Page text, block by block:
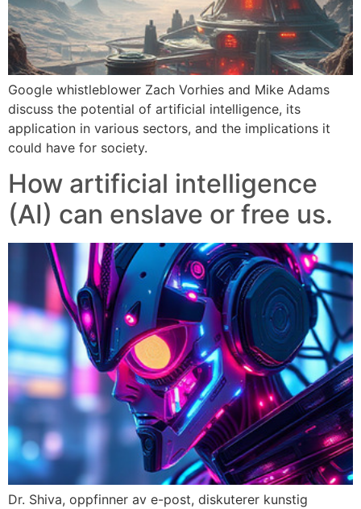
Google whistleblower Zach Vorhies and Mike Adams
discuss the potential of artificial intelligence, its
application in various sectors, and the implications it
could have for society.
How artificial intelligence
(AI) can enslave or free us.
Dr. Shiva, oppfinner av e-post, diskuterer kunstig